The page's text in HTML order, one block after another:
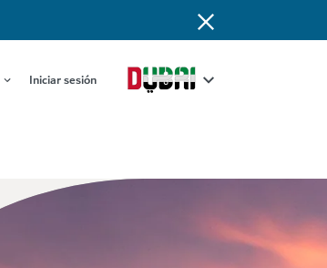
Iniciar sesión